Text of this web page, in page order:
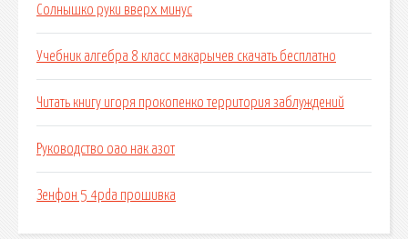
Солнышко руки вверх минус
Учебник алгебра 8 класс макарычев скачать бесплатно
Читать книгу игоря прокопенко территория заблуждений
Руководство оао нак азот
Зенфон 5 4pda прошивка